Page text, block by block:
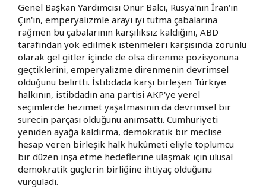
Genel Başkan Yardımcısı Onur Balcı, Rusya'nın İran'ın
Çin'in, emperyalizmle arayı iyi tutma çabalarına
rağmen bu çabalarının karşılıksız kaldığını, ABD
tarafından yok edilmek istenmeleri karşısında zorunlu
olarak gel gitler içinde de olsa direnme pozisyonuna
geçtiklerini, emperyalizme direnmenin devrimsel
olduğunu belirtti. İstibdada karşı birleşen Türkiye
halkının, istibdadın ana partisi AKP'ye yerel
seçimlerde hezimet yaşatmasının da devrimsel bir
sürecin parçası olduğunu anımsattı. Cumhuriyeti
yeniden ayağa kaldırma, demokratik bir meclise
hesap veren birleşik halk hükûmeti eliyle toplumcu
bir düzen inşa etme hedeflerine ulaşmak için ulusal
demokratik güçlerin birliğine ihtiyaç olduğunu
vurguladı.